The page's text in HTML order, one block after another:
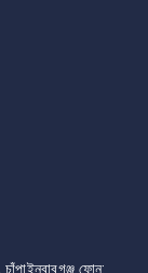
ফোন: